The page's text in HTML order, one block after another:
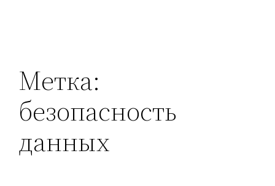
Метка:
безопасность
данных